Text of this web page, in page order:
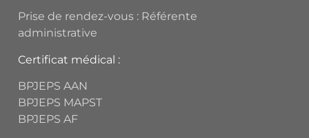
Prise de rendez-vous : Référente
administrative
Certificat médical :
BPJEPS AAN
BPJEPS MAPST
BPJEPS AF